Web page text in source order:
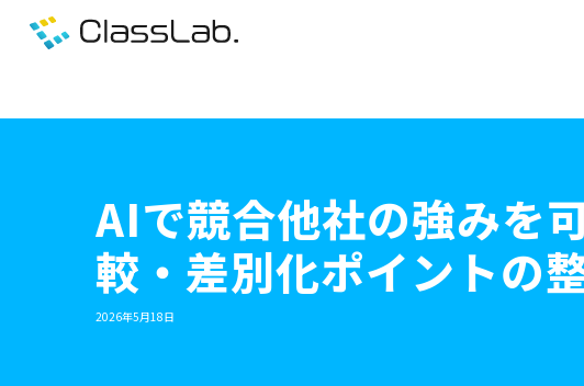
AIで競合他社の強みを
較・差別化ポイントの
2026年5月18日